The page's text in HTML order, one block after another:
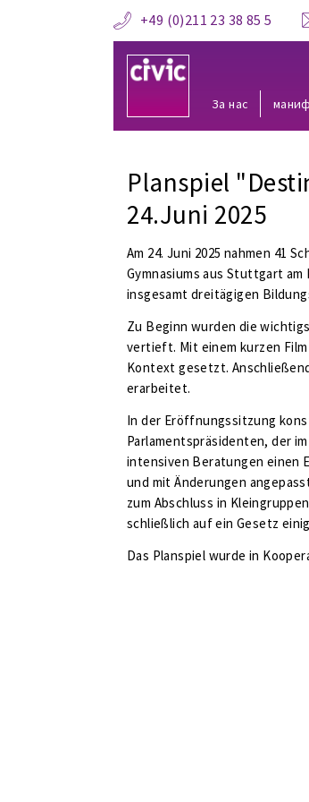
+49 (0)211 23 38 85 5
За нас
Planspiel
24.Juni 2025
Am 24. Juni 2025 nahmen 41
Gymnasiums aus Stuttgart
insgesamt dreitägigen
Zu Beginn wurden die
vertieft. Mit einem kurzen
Kontext gesetzt.
erarbeitet.
In der Eröffnungssitzung
Parlamentspräsidenten, der
intensiven Beratungen einen
und mit Änderungen
zum Abschluss in
schließlich auf ein Gesetz
Das Planspiel wurde in